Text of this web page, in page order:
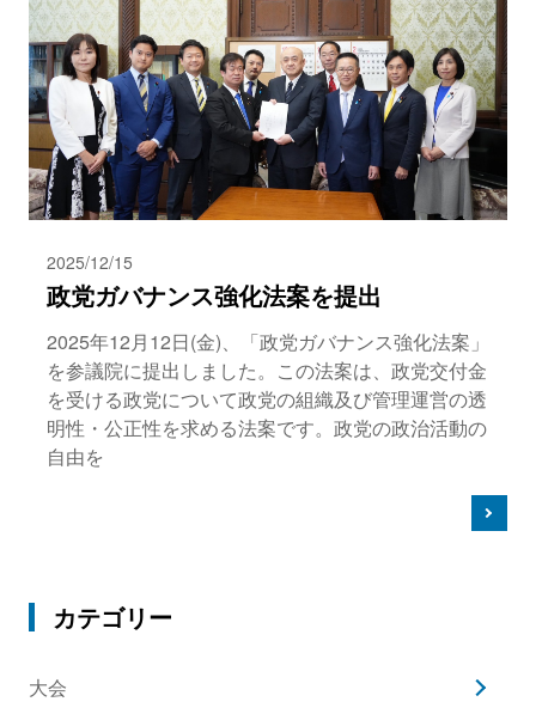
2025/12/15
政党ガバナンス強化法案を提出
2025年12月12日(金)、「政党ガバナンス強化法案」
を参議院に提出しました。この法案は、政党交付金
を受ける政党について政党の組織及び管理運営の透
明性・公正性を求める法案です。政党の政治活動の
自由を
カテゴリー
大会